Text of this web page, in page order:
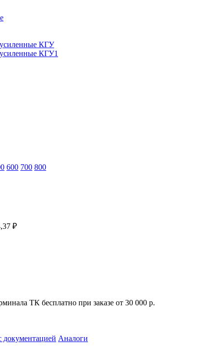
КГУ
КГУ1
600 700 800
₽
ТК бесплатно при заказе от 30 000 р.
Аналоги